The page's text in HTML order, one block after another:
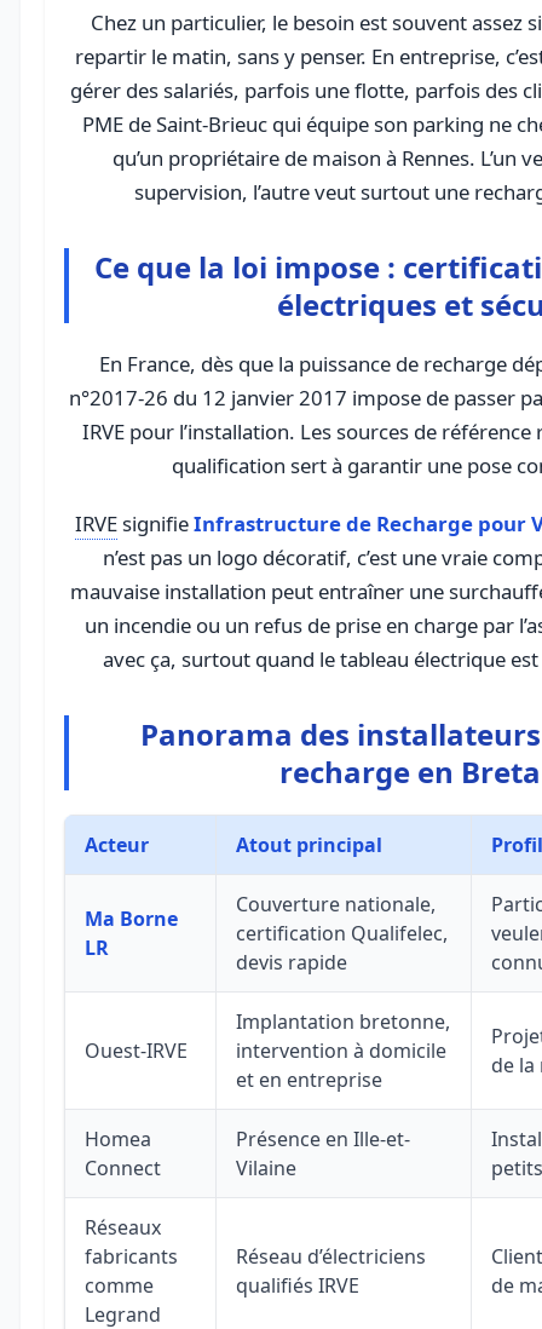
Chez un particulier, le besoin est souvent assez
repartir le matin, sans y penser. En entreprise,
gérer des salariés, parfois une flotte, parfois des
PME de Saint-Brieuc qui équipe son parking ne
qu’un propriétaire de maison à Rennes. L’un
supervision, l’autre veut surtout une
Ce que la loi impose :
électriques et
En France, dès que la puissance de recharge
n°2017-26 du 12 janvier 2017 impose de passer
IRVE pour l’installation. Les sources de
qualification sert à garantir une pose
IRVEsignifieInfrastructure de Recharge pour
n’est pas un logo décoratif, c’est une vraie
mauvaise installation peut entraîner une
un incendie ou un refus de prise en charge par
avec ça, surtout quand le tableau électrique
Panorama des
recharge en
Acteur Atout principal
Ma Borne
LR
Couverture nationale,
certification Qualifelec,
devis rapide
Ouest-IRVE
Implantation bretonne,
intervention à domicile
et en entreprise
de
Homea
Connect
Présence en Ille-et-
Vilaine
Réseaux
fabricants
comme
Legrand
Réseau d’électriciens
qualifiés IRVE
de